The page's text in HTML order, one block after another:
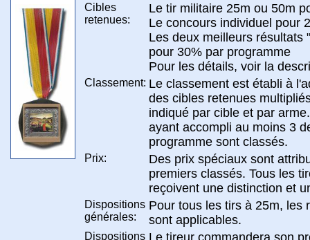
Cibles
retenues:
Le tir militaire 25m ou 50m
Le concours individuel pour
Les deux meilleurs résultats
pour 30% par programme
Pour les détails, voir la
Classement: Le classement est établi à
des cibles retenues
indiqué par cible et par
ayant accompli au moins 3
programme sont classés.
Prix:
Des prix spéciaux sont
premiers classés. Tous les
reçoivent une distinction et
Dispositions
générales:
Pour tous les tirs à 25m, les
sont applicables.
Dispositions Le tireur commandera son